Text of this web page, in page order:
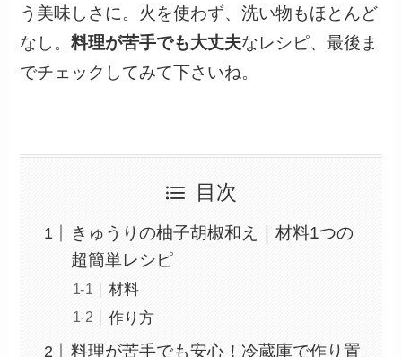
う美味しさに。火を使わず、洗い物もほとんど
なし。料理が苦手でも大丈夫なレシピ、最後ま
でチェックしてみて下さいね。
目次
きゅうりの柚子胡椒和え｜材料1つの
超簡単レシピ
材料
作り方
料理が苦手でも安心！冷蔵庫で作り置